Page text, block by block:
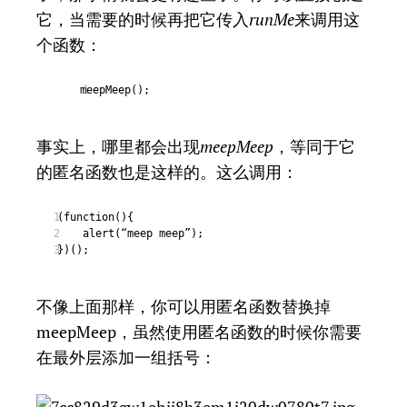
它，当需要的时候再把它传入runMe来调用这
个函数：
1
meepMeep();
事实上，哪里都会出现meepMeep ，等同于它
的匿名函数也是这样的。这么调用：
1
2
3
(function(){
alert(“meep meep”);
})();
不像上面那样，你可以用匿名函数替换掉
meepMeep，虽然使用匿名函数的时候你需要
在最外层添加一组括号：